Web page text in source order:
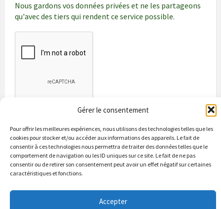
Gérer le consentement
Pour offrir les meilleures expériences, nous utilisons des technologies telles que les
cookies pour stocker et/ou accéder aux informations des appareils. Le fait de
consentir à ces technologies nous permettra de traiter des données telles que le
comportement de navigation ou les ID uniques sur ce site. Le fait de ne pas
consentir ou de retirer son consentement peut avoir un effet négatif sur certaines
caractéristiques et fonctions.
Accepter
Nous gardons vos données privées et ne les partageons
qu'avec des tiers qui rendent ce service possible.
Bienvenue à Puycapel
Contacts & renseignements